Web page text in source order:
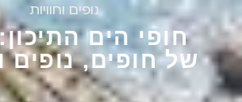
נופים וחוויות
חופי הים
של חופים, נופים